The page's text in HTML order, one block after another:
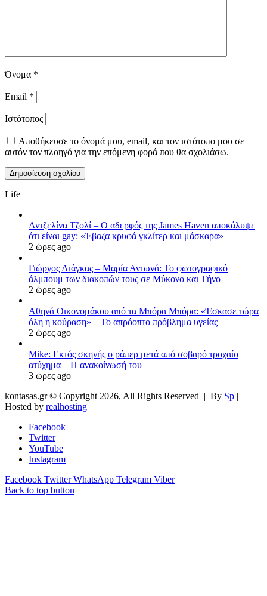
Όνομα *
Email *
Ιστότοπος
Αποθήκευσε το όνομά μου, email, και τον ιστότοπο μου σε
αυτόν τον πλοηγό για την επόμενη φορά που θα σχολιάσω.
Life
Αντζελίνα Τζολί – Ο αδερφός της James Haven αποκάλυψε
ότι είναι gay: «Έβαζα κρυφά γκλίτερ και μάσκαρα»
2 ώρες ago
Γιώργος Λιάγκας – Μαρία Αντωνά: Το φωτογραφικό
άλμπουμ των διακοπών τους σε Μύκονο και Τήνο
2 ώρες ago
Αθηνά Οικονομάκου από τα Μπόρα Μπόρα: «Έσκασε τώρα
όλη η κούραση» – Το απρόοπτο πρόβλημα υγείας
2 ώρες ago
Mike: Εκτός σκηνής ο ράπερ μετά από σοβαρό τροχαίο
ατύχημα – Η ανακοίνωσή του
3 ώρες ago
kontasas.gr © Copyright 2026, All Rights Reserved | By Sp |
Hosted by realhosting
Facebook
Twitter
YouTube
Instagram
Facebook Twitter WhatsApp Telegram Viber
Back to top button